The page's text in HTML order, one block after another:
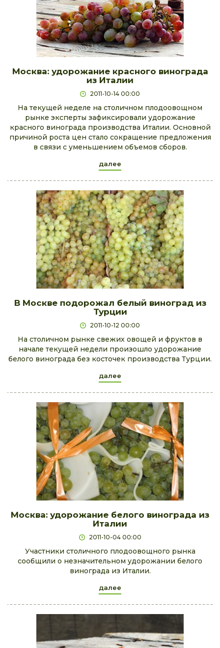
Москва: удорожание красного винограда
из Италии
2011-10-14 00:00
На текущей неделе на столичном плодоовощном
рынке эксперты зафиксировали удорожание
красного винограда производства Италии. Основной
причиной роста цен стало сокращение предложения
в связи с уменьшением объемов сборов.
далее
В Москве подорожал белый виноград из
Турции
2011-10-12 00:00
На столичном рынке свежих овощей и фруктов в
начале текущей недели произошло удорожание
белого винограда без косточек производства Турции.
далее
Москва: удорожание белого винограда из
Италии
2011-10-04 00:00
Участники столичного плодоовощного рынка
сообщили о незначительном удорожании белого
винограда из Италии.
далее